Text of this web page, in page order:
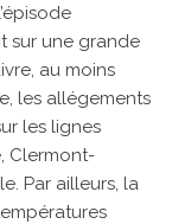
sur une grande
au moins
les allégements
les lignes
Clermont-
Par ailleurs, la